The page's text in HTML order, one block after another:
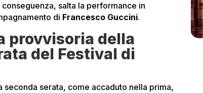
salta la performance in
di Francesco Guccini.
provvisoria della
del Festival di
seconda serata, come accaduto nella prima,